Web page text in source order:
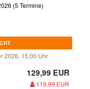
(5 Termine)
2026, 15:00 Uhr
129,99 EUR
119,99 EUR